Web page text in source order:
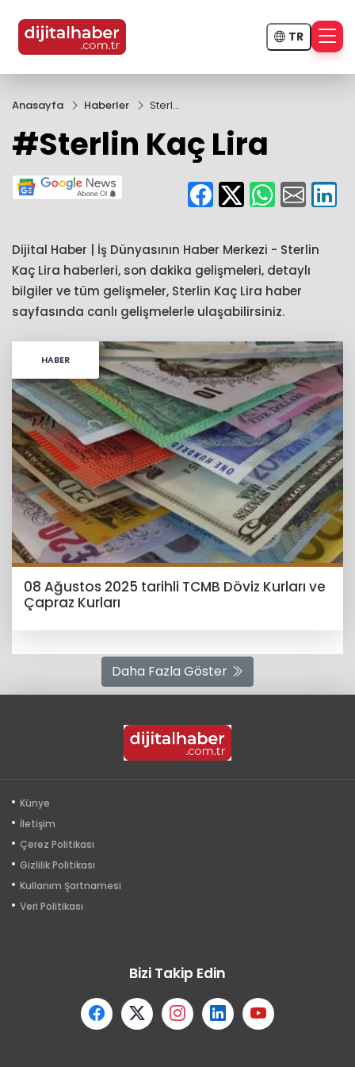
TR
Anasayfa Haberler
Sterlin
Lira
#Sterlin Kaç Lira
Dijital Haber | İş Dünyasının Haber Merkezi - Sterlin
Kaç Lira haberleri, son dakika gelişmeleri, detaylı
bilgiler ve tüm gelişmeler, Sterlin Kaç Lira haber
sayfasında canlı gelişmelerle ulaşabilirsiniz.
HABER
08 Ağustos 2025 tarihli TCMB Döviz Kurları ve
Çapraz Kurları
Daha Fazla Göster
Künye
İletişim
Çerez Politikası
Gizlilik Politikası
Kullanım Şartnamesi
Veri Politikası
Bizi Takip Edin